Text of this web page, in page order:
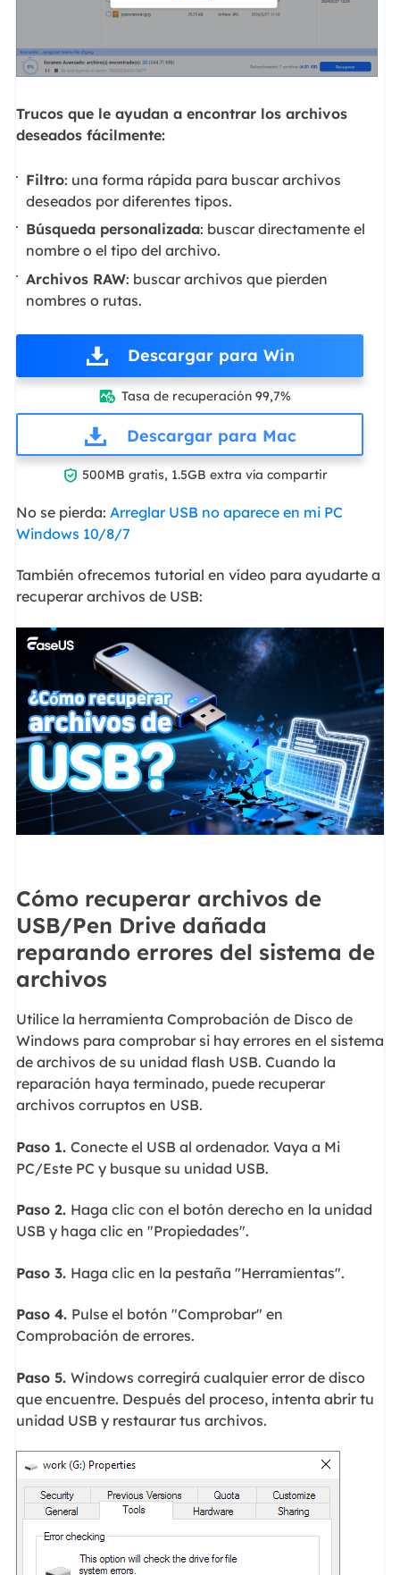
Trucos que le ayudan a encontrar los archivos
deseados fácilmente:
Filtro: una forma rápida para buscar archivos
deseados por diferentes tipos.
Búsqueda personalizada: buscar directamente el
nombre o el tipo del archivo.
Archivos RAW: buscar archivos que pierden
nombres o rutas.
Descargar para Win
 Tasa de recuperación 99,7%
Descargar para Mac
 500MB gratis, 1.5GB extra vía compartir
No se pierda: Arreglar USB no aparece en mi PC
Windows 10/8/7
También ofrecemos tutorial en vídeo para ayudarte a
recuperar archivos de USB:
Cómo recuperar archivos de
USB/Pen Drive dañada
reparando errores del sistema de
archivos
Utilice la herramienta Comprobación de Disco de
Windows para comprobar si hay errores en el sistema
de archivos de su unidad flash USB. Cuando la
reparación haya terminado, puede recuperar
archivos corruptos en USB.
Paso 1. Conecte el USB al ordenador. Vaya a Mi
PC/Este PC y busque su unidad USB.
Paso 2. Haga clic con el botón derecho en la unidad
USB y haga clic en "Propiedades".
Paso 3. Haga clic en la pestaña "Herramientas".
Paso 4. Pulse el botón "Comprobar" en
Comprobación de errores.
Paso 5. Windows corregirá cualquier error de disco
que encuentre. Después del proceso, intenta abrir tu
unidad USB y restaurar tus archivos.